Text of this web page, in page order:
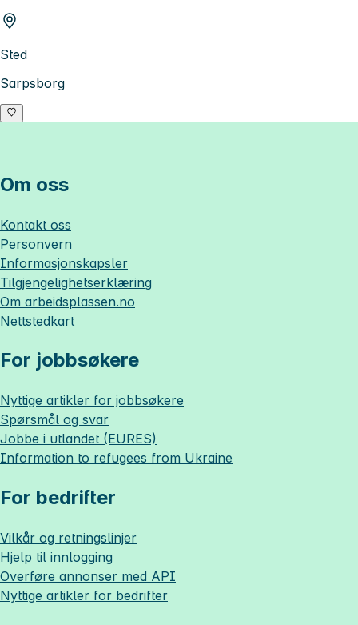
Sted
Sarpsborg
Om oss
Kontakt oss
Personvern
Informasjonskapsler
Tilgjengelighetserklæring
Om arbeidsplassen.no
Nettstedkart
For jobbsøkere
Nyttige artikler for jobbsøkere
Spørsmål og svar
Jobbe i utlandet (EURES)
Information to refugees from Ukraine
For bedrifter
Vilkår og retningslinjer
Hjelp til innlogging
Overføre annonser med API
Nyttige artikler for bedrifter